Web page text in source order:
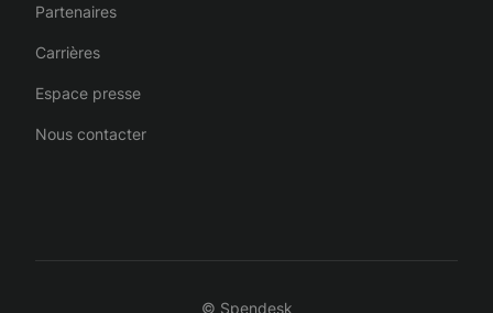
Partenaires
Carrières
Espace presse
Nous contacter
© Spendesk